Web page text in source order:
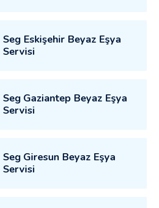
Seg Eskişehir Beyaz Eşya
Servisi
Seg Gaziantep Beyaz Eşya
Servisi
Seg Giresun Beyaz Eşya
Servisi